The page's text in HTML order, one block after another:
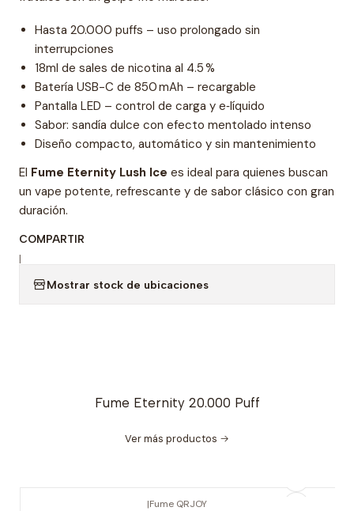
Hasta 20.000 puffs – uso prolongado sin
interrupciones
18ml de sales de nicotina al 4.5 %
Batería USB-C de 850 mAh – recargable
Pantalla LED – control de carga y e‑líquido
Sabor: sandía dulce con efecto mentolado intenso
Diseño compacto, automático y sin mantenimiento
El Fume Eternity Lush Ice es ideal para quienes buscan
un vape potente, refrescante y de sabor clásico con gran
duración.
COMPARTIR
|
Mostrar stock de ubicaciones
Fume Eternity 20.000 Puff
Ver más productos
|Fume QRJOY